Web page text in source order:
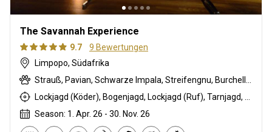
The Savannah Experience
9.7
9 Bewertungen
Limpopo, Südafrika
Season: 1. Apr. 26 - 30. Nov. 26